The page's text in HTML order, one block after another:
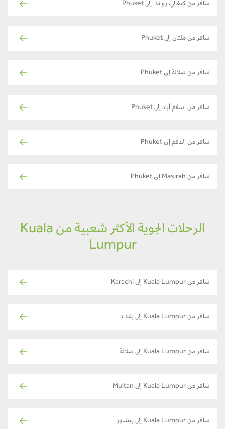
سافر من كيغالي، رواندا إلى Phuket
سافر من ملتان إلى Phuket
سافر من صلالة إلى Phuket
سافر من اسلام آباد إلى Phuket
سافر من الدقم إلى Phuket
سافر من Masirah إلى Phuket
الرحلات الجوية الأكثر شعبية من Kuala
Lumpur
سافر من Kuala Lumpur إلى Karachi
سافر من Kuala Lumpur إلى بغداد
سافر من Kuala Lumpur إلى صلالة
سافر من Kuala Lumpur إلى Multan
سافر من Kuala Lumpur إلى بيشاور